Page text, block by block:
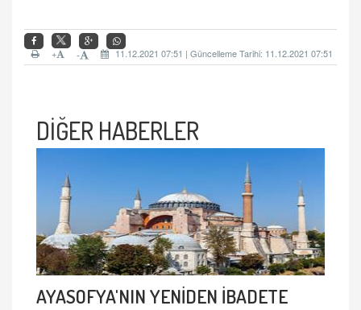
11.12.2021 07:51 | Güncelleme Tarihi: 11.12.2021 07:51
-
+
DİĞER HABERLER
AYASOFYA'NIN YENİDEN İBADETE